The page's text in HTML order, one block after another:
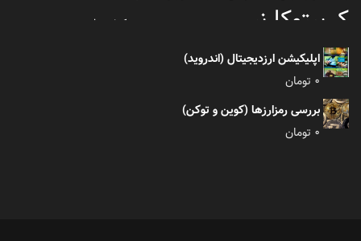
کریپتوکارنسی کیف پول
کیف پول تراست والت
اپلیکیشن ارزدیجیتال (اندروید)
0 تومان
بررسی رمزارزها (کوین و توکن)
0 تومان